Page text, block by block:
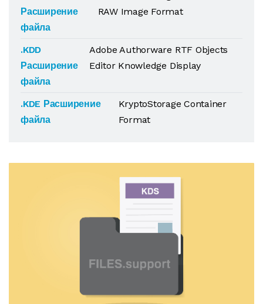
Расширение
файла
RAW Image Format
.KDD
Расширение
файла
Adobe Authorware RTF Objects
Editor Knowledge Display
.KDE Расширение
файла
KryptoStorage Container
Format